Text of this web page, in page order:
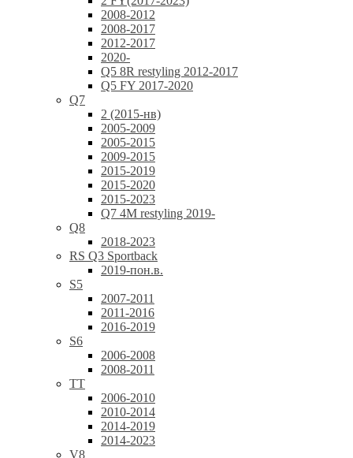
2008-2012
2008-2017
2012-2017
2020-
Q5 8R restyling 2012-2017
Q5 FY 2017-2020
Q7
2 (2015-нв)
2005-2009
2005-2015
2009-2015
2015-2019
2015-2020
2015-2023
Q7 4M restyling 2019-
Q8
2018-2023
RS Q3 Sportback
2019-пон.в.
S5
2007-2011
2011-2016
2016-2019
S6
2006-2008
2008-2011
TT
2006-2010
2010-2014
2014-2019
2014-2023
V8